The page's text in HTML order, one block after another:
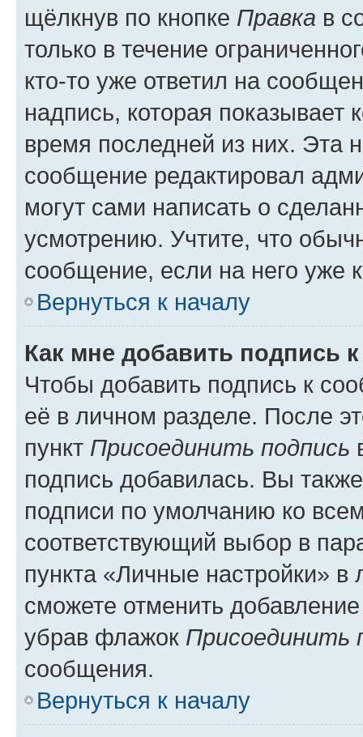
щёлкнув по кнопке Правка в
только в течение
кто-то уже ответил на
надпись, которая показывает
время последней из них. Эта
сообщение редактировал
могут сами написать о
усмотрению. Учтите, что
сообщение, если на него уже
Вернуться к началу
Как мне добавить подпись
Чтобы добавить подпись к
её в личном разделе. После
пункт Присоединить подпись
подпись добавилась. Вы
подписи по умолчанию ко
соответствующий выбор в
пункта «Личные настройки»
сможете отменить
убрав флажок Присоединить
сообщения.
Вернуться к началу